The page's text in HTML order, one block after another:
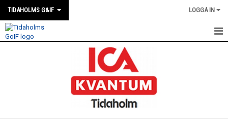
TIDAHOLMS G&IF LOGGA IN